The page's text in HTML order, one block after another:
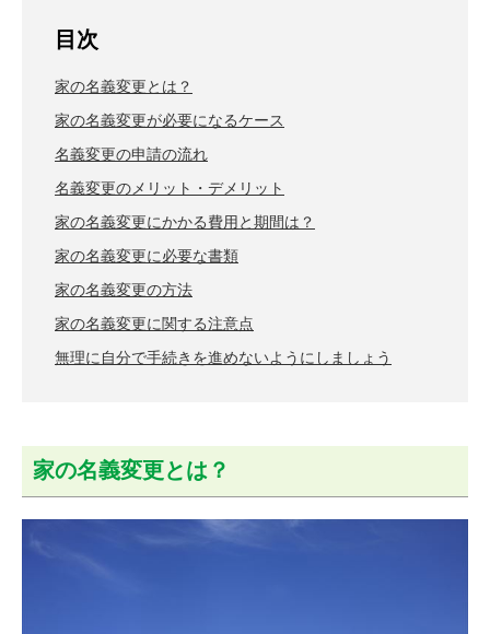
目次
家の名義変更とは？
家の名義変更が必要になるケース
名義変更の申請の流れ
名義変更のメリット・デメリット
家の名義変更にかかる費用と期間は？
家の名義変更に必要な書類
家の名義変更の方法
家の名義変更に関する注意点
無理に自分で手続きを進めないようにしましょう
家の名義変更とは？